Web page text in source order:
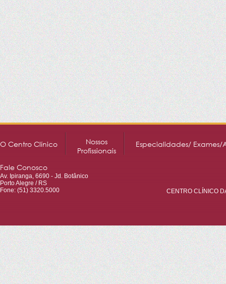
O Centro Clínico
Nossos
Profissionais
Especialidades/ Exames/
Fale Conosco
Av. Ipiranga, 6690 - Jd. Botânico
Porto Alegre / RS
Fone: (51) 3320.5000
CENTRO CLÍNICO